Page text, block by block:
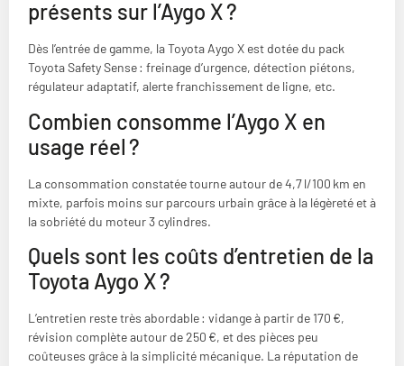
présents sur l’Aygo X ?
Dès l’entrée de gamme, la Toyota Aygo X est dotée du pack
Toyota Safety Sense : freinage d’urgence, détection piétons,
régulateur adaptatif, alerte franchissement de ligne, etc.
Combien consomme l’Aygo X en
usage réel ?
La consommation constatée tourne autour de 4,7 l/100 km en
mixte, parfois moins sur parcours urbain grâce à la légèreté et à
la sobriété du moteur 3 cylindres.
Quels sont les coûts d’entretien de la
Toyota Aygo X ?
L’entretien reste très abordable : vidange à partir de 170 €,
révision complète autour de 250 €, et des pièces peu
coûteuses grâce à la simplicité mécanique. La réputation de